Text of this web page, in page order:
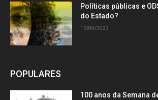
Políticas públicas e
do Estado?
15/09/2022
POPULARES
100 anos da Semana